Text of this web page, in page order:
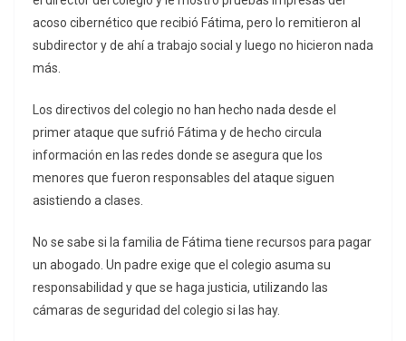
acoso cibernético que recibió Fátima, pero lo remitieron al
subdirector y de ahí a trabajo social y luego no hicieron nada
más.
Los directivos del colegio no han hecho nada desde el
primer ataque que sufrió Fátima y de hecho circula
información en las redes donde se asegura que los
menores que fueron responsables del ataque siguen
asistiendo a clases.
No se sabe si la familia de Fátima tiene recursos para pagar
un abogado. Un padre exige que el colegio asuma su
responsabilidad y que se haga justicia, utilizando las
cámaras de seguridad del colegio si las hay.